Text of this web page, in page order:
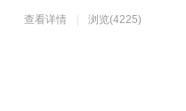
查看详情 浏览(4225)